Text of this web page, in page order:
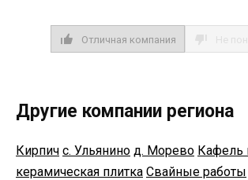
Отличная компания
Другие компании региона
Кирпич с. Ульянино д. Морево Кафель
керамическая плитка Свайные работы